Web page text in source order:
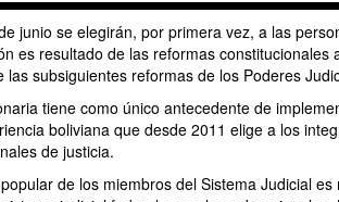
junio se elegirán, por primera vez, a las
es resultado de las reformas constitucionales
las subsiguientes reformas de los Poderes
tiene como único antecedente de
boliviana que desde 2011 elige a los
de justicia.
de los miembros del Sistema Judicial